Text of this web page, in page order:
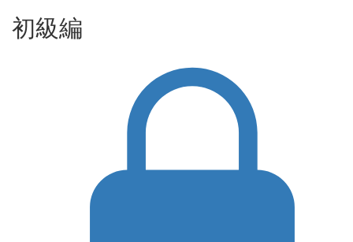
初級編